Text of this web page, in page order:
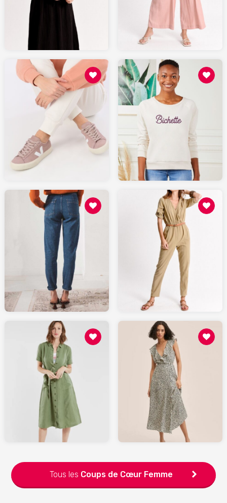
MOLLYBRACKEN.fr
MOLLYBRACKEN.fr
SARENZA.com
49
MONSIEURTSHIRT.com
109
LEPANTALON.fr
85.48
MOLLYBRACKEN.fr
139
ARMORLUX.com
69.99
MANGO.com
Tous les Coups de CœurFemme